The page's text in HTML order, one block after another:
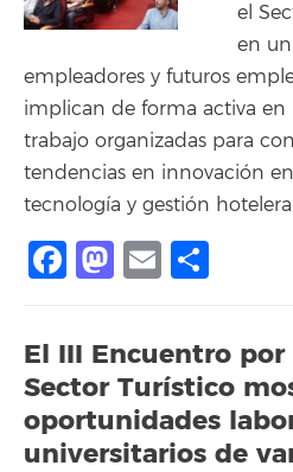
el
en
empleadores y futuros
implican de forma activa en
trabajo organizadas para
tendencias en innovación
tecnología y gestión hotelera
Facebook
Mastodon
Email
El III Encuentro
Sector Turístico
oportunidades
universitarios de